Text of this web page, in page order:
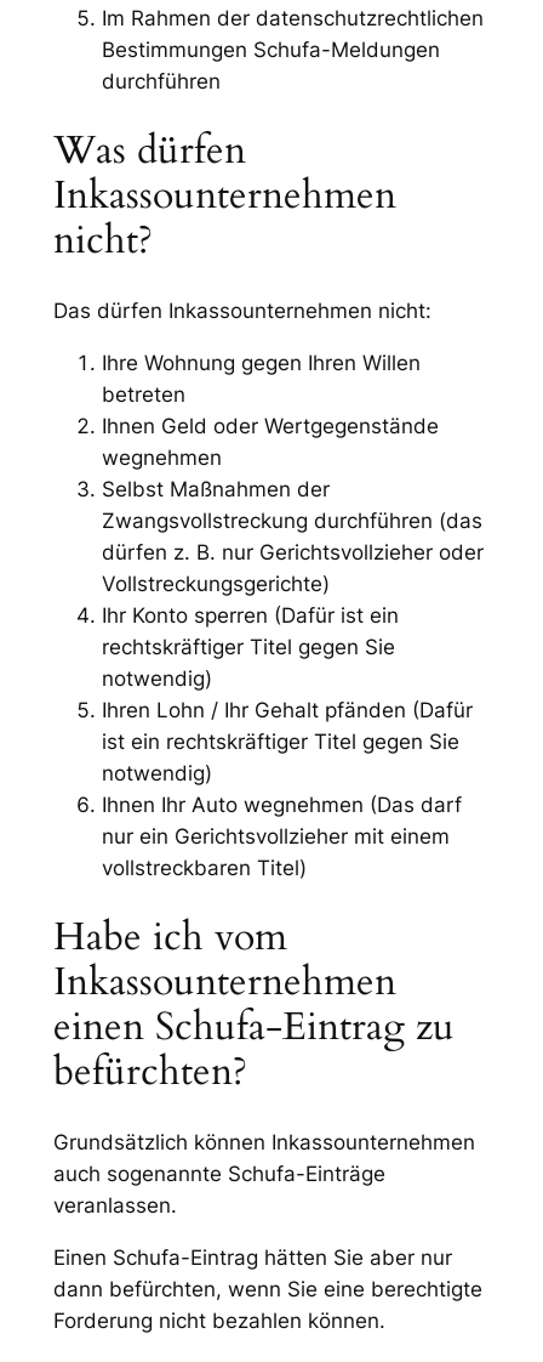
Im Rahmen der datenschutzrechtlichen
Bestimmungen Schufa-Meldungen
durchführen
Was dürfen
Inkassounternehmen
nicht?
Das dürfen Inkassounternehmen nicht:
Ihre Wohnung gegen Ihren Willen
betreten
Ihnen Geld oder Wertgegenstände
wegnehmen
Selbst Maßnahmen der
Zwangsvollstreckung durchführen (das
dürfen z. B. nur Gerichtsvollzieher oder
Vollstreckungsgerichte)
Ihr Konto sperren (Dafür ist ein
rechtskräftiger Titel gegen Sie
notwendig)
Ihren Lohn / Ihr Gehalt pfänden (Dafür
ist ein rechtskräftiger Titel gegen Sie
notwendig)
Ihnen Ihr Auto wegnehmen (Das darf
nur ein Gerichtsvollzieher mit einem
vollstreckbaren Titel)
Habe ich vom
Inkassounternehmen
einen Schufa-Eintrag zu
befürchten?
Grundsätzlich können Inkassounternehmen
auch sogenannte Schufa-Einträge
veranlassen.
Einen Schufa-Eintrag hätten Sie aber nur
dann befürchten, wenn Sie eine berechtigte
Forderung nicht bezahlen können.